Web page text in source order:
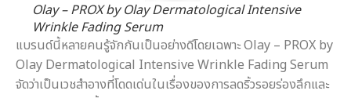
Olay – PROX by Olay Dermatological Intensive
Wrinkle Fading Serum
แบรนด์นี้หลายคนรู้จักกันเป็นอย่างดีโดยเฉพาะ Olay – PROX by
Olay Dermatological Intensive Wrinkle Fading Serum
จัดว่าเป็นเวชสำอางที่โดดเด่นในเรื่องของการลดริ้วรอยร่องลึกและ